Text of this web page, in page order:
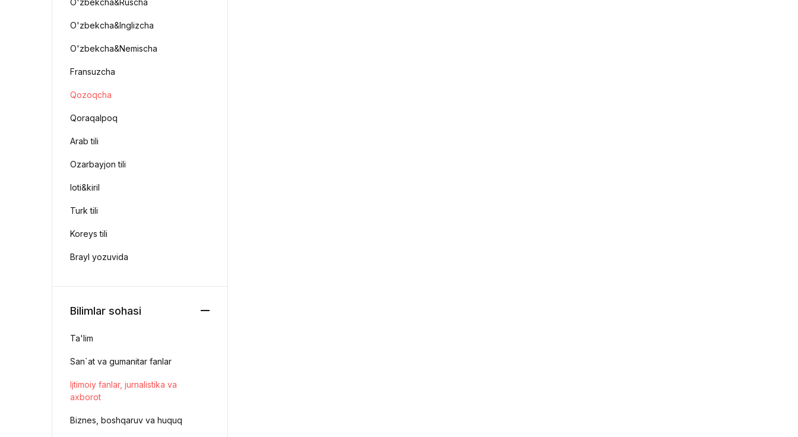
O'zbekcha&Inglizcha
O'zbekcha&Nemischa
Fransuzcha
Qozoqcha
Qoraqalpoq
Arab tili
Ozarbayjon tili
loti&kiril
Turk tili
Koreys tili
Brayl yozuvida
Bilimlar sohasi
Ta'lim
San`at va gumanitar fanlar
Ijtimoiy fanlar, jurnalistika va
axborot
Biznes, boshqaruv va huquq